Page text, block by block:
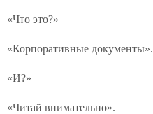
«Что это?»
«Корпоративные документы».
«И?»
«Читай внимательно».